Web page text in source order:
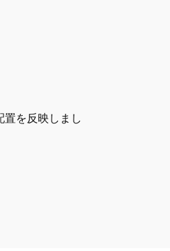
置を反映しまし